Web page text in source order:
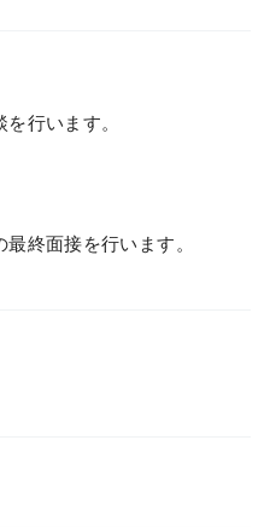
行います。
終面接を行います。